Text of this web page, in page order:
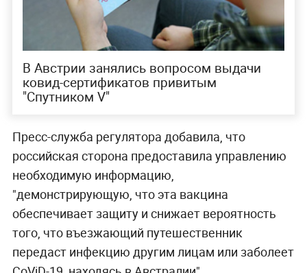
В Австрии занялись вопросом выдачи
ковид-сертификатов привитым
"Спутником V"
Пресс-служба регулятора добавила, что
российская сторона предоставила управлению
необходимую информацию,
"демонстрирующую, что эта вакцина
обеспечивает защиту и снижает вероятность
того, что въезжающий путешественник
передаст инфекцию другим лицам или заболеет